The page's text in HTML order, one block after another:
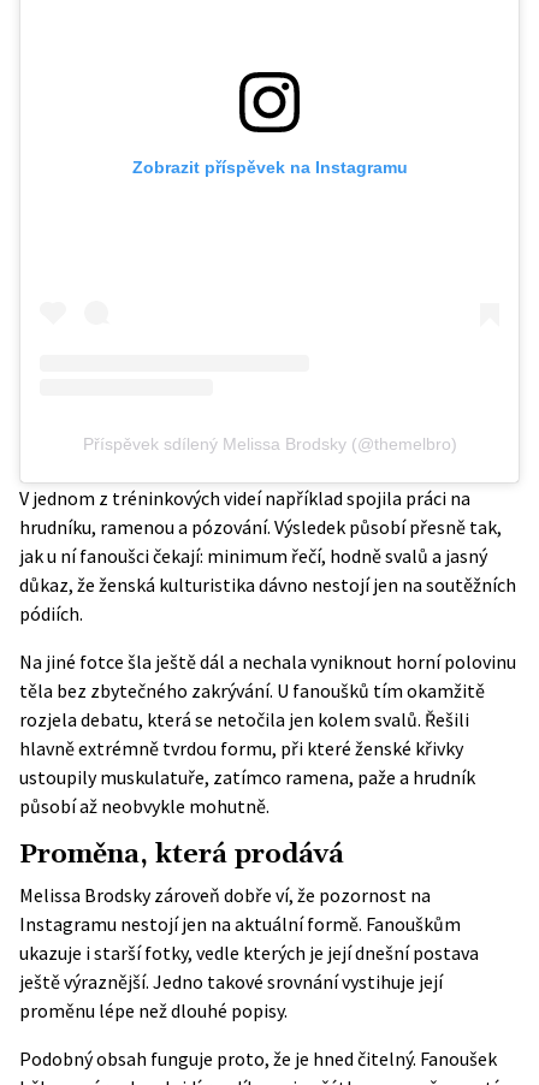
Zobrazit příspěvek na Instagramu
Příspěvek sdílený Melissa Brodsky (@themelbro)
V jednom z tréninkových videí například spojila práci na
hrudníku, ramenou a pózování. Výsledek působí přesně tak,
jak u ní fanoušci čekají: minimum řečí, hodně svalů a jasný
důkaz, že ženská kulturistika dávno nestojí jen na soutěžních
pódiích.
Na jiné fotce šla ještě dál a nechala vyniknout horní polovinu
těla bez zbytečného zakrývání. U fanoušků tím okamžitě
rozjela debatu, která se netočila jen kolem svalů. Řešili
hlavně extrémně tvrdou formu, při které ženské křivky
ustoupily muskulatuře, zatímco ramena, paže a hrudník
působí až neobvykle mohutně.
Proměna, která prodává
Melissa Brodsky zároveň dobře ví, že pozornost na
Instagramu nestojí jen na aktuální formě. Fanouškům
ukazuje i starší fotky, vedle kterých je její dnešní postava
ještě výraznější. Jedno takové srovnánívystihuje její
proměnu lépe než dlouhé popisy.
Podobný obsah funguje proto, že je hned čitelný. Fanoušek